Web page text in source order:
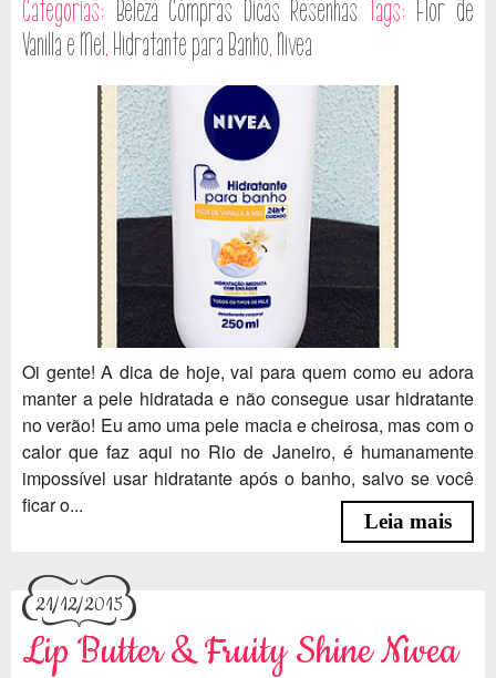
Categorias: Beleza Compras Dicas Resenhas Tags: Flor de
Vanilla e Mel, Hidratante para Banho, Nivea
Oi gente! A dica de hoje, vai para quem como eu adora
manter a pele hidratada e não consegue usar hidratante
no verão! Eu amo uma pele macia e cheirosa, mas com o
calor que faz aqui no Rio de Janeiro, é humanamente
impossível usar hidratante após o banho, salvo se você
ficar o...
Leia mais
21/12/2015
Lip Butter & Fruity Shine Nivea